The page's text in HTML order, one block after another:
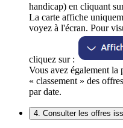
handicap) en cliquant
La carte affiche
voyez à l'écran. Pour
cliquez sur :
Vous avez également la
« classement » des
par date.
4. Consulter les offres